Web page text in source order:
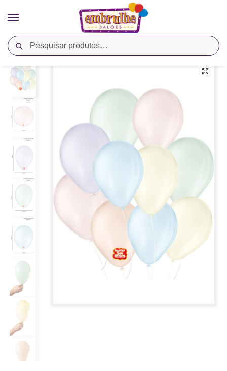
Pesquisar
Início Cores Sortido / Balão Látex Liso Linha Candy Colors – Sortido – São Roque